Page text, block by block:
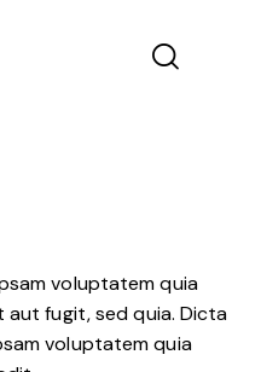
voluptatem quia
fugit, sed quia. Dicta
voluptatem quia